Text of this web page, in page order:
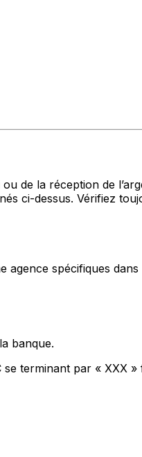
de la réception de
ci-dessus. Vérifiez
agence spécifiques dans
banque.
terminant par « XXX